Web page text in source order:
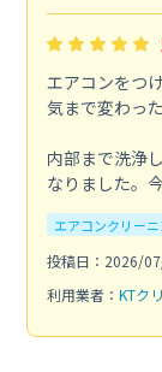
エアコンをつ
気まで変わっ
内部まで洗浄
なりました。
エアコンクリー
投稿日：2026/
利用業者： KTク